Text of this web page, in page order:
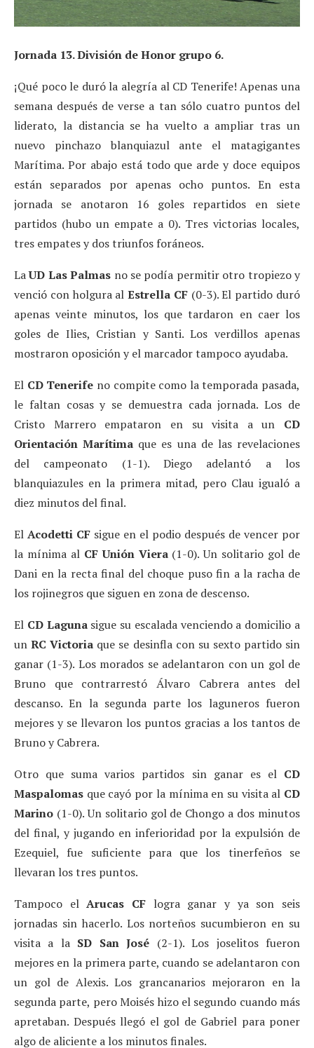
Jornada 13. División de Honor grupo 6.
¡Qué poco le duró la alegría al CD Tenerife! Apenas una
semana después de verse a tan sólo cuatro puntos del
liderato, la distancia se ha vuelto a ampliar tras un
nuevo pinchazo blanquiazul ante el matagigantes
Marítima. Por abajo está todo que arde y doce equipos
están separados por apenas ocho puntos. En esta
jornada se anotaron 16 goles repartidos en siete
partidos (hubo un empate a 0). Tres victorias locales,
tres empates y dos triunfos foráneos.
LaUD Las Palmas no se podía permitir otro tropiezo y
venció con holgura alEstrella CF(0-3). El partido duró
apenas veinte minutos, los que tardaron en caer los
goles de Ilies, Cristian y Santi. Los verdillos apenas
mostraron oposición y el marcador tampoco ayudaba.
El CD Tenerife no compite como la temporada pasada,
le faltan cosas y se demuestra cada jornada. Los de
Cristo Marrero empataron en su visita a un CD
Orientación Marítima que es una de las revelaciones
del campeonato (1-1). Diego adelantó a los
blanquiazules en la primera mitad, pero Clau igualó a
diez minutos del final.
El Acodetti CF sigue en el podio después de vencer por
la mínima al CF Unión Viera(1-0). Un solitario gol de
Dani en la recta final del choque puso fin a la racha de
los rojinegros que siguen en zona de descenso.
El CD Lagunasigue su escalada venciendo a domicilio a
unRC Victoria que se desinfla con su sexto partido sin
ganar (1-3). Los morados se adelantaron con un gol de
Bruno que contrarrestó Álvaro Cabrera antes del
descanso. En la segunda parte los laguneros fueron
mejores y se llevaron los puntos gracias a los tantos de
Bruno y Cabrera.
Otro que suma varios partidos sin ganar es el CD
Maspalomas que cayó por la mínima en su visita al CD
Marino (1-0). Un solitario gol de Chongo a dos minutos
del final, y jugando en inferioridad por la expulsión de
Ezequiel, fue suficiente para que los tinerfeños se
llevaran los tres puntos.
Tampoco elArucas CF logra ganar y ya son seis
jornadas sin hacerlo. Los norteños sucumbieron en su
visita a la SD San José (2-1). Los joselitos fueron
mejores en la primera parte, cuando se adelantaron con
un gol de Alexis. Los grancanarios mejoraron en la
segunda parte, pero Moisés hizo el segundo cuando más
apretaban. Después llegó el gol de Gabriel para poner
algo de aliciente a los minutos finales.